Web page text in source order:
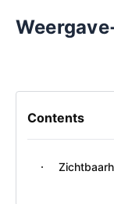
Contents